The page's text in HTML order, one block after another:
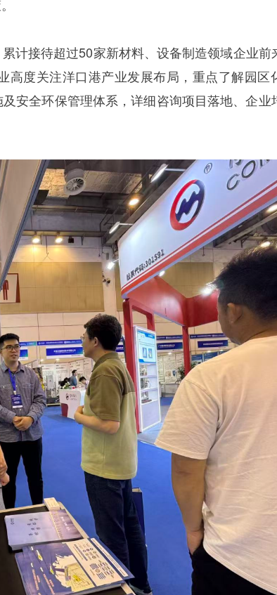
计接待超过50家新材料、设备制造领域企业前
度关注洋口港产业发展布局，重点了解园区
安全环保管理体系，详细咨询项目落地、企业